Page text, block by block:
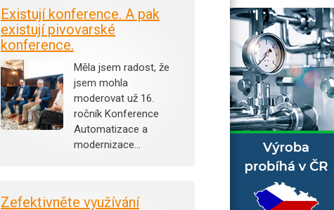
Existují konference. A pak
existují pivovarské
konference.
Měla jsem radost, že
jsem mohla
moderovat už 16.
ročník Konference
Automatizace a
modernizace…
Zefektivněte využívání